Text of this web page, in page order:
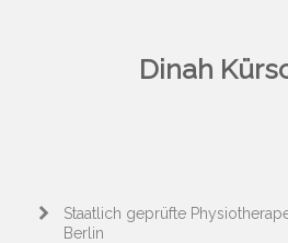
Dinah
Staatlich geprüfte
Berlin